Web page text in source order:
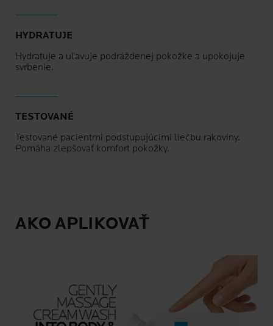
HYDRATUJE
Hydratuje a uľavuje podráždenej pokožke a upokojuje
svrbenie.
TESTOVANÉ
Testované pacientmi podstupujúcimi liečbu rakoviny.
Pomáha zlepšovať komfort pokožky.
AKO APLIKOVAŤ